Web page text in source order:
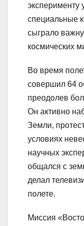
эксперименту
специальные
сыграло
космических
Во время
совершил 64
преодолев
Он активно
Земли,
условиях
научных
общался с
делал
полете.
Миссия